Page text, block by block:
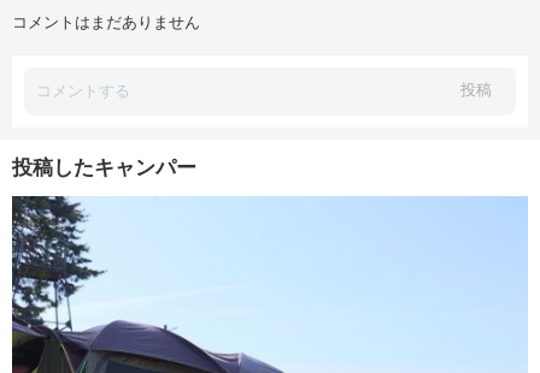
コメントはまだありません
投稿
投稿したキャンパー